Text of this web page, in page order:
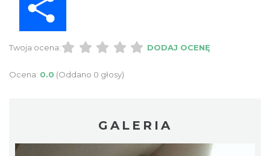
Twoja ocena: DODAJ OCENĘ
Ocena: 0.0 (Oddano 0 głosy)
GALERIA